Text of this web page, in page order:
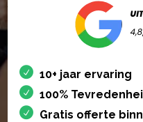
10+ jaar ervaring
100%
Gratis offerte